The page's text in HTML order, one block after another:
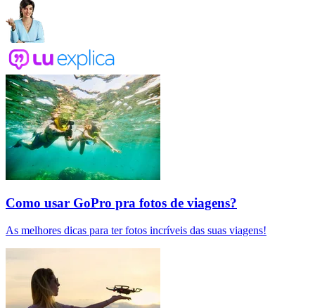
Como usar GoPro pra fotos de viagens?
As melhores dicas para ter fotos incríveis das suas viagens!